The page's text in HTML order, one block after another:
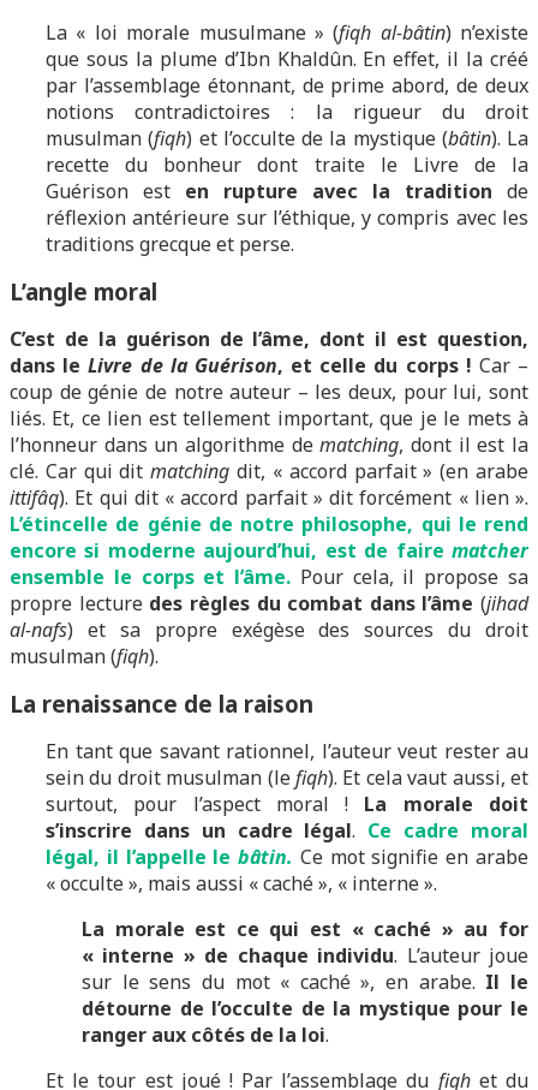
La « loi morale musulmane » (fiqh al-bâtin) n’existe
que sous la plume d’Ibn Khaldûn. En effet, il la créé
par l’assemblage étonnant, de prime abord, de deux
notions contradictoires : la rigueur du droit
musulman (fiqh) et l’occulte de la mystique (bâtin). La
recette du bonheur dont traite le Livre de la
Guérison est en rupture avec la tradition de
réflexion antérieure sur l’éthique, y compris avec les
traditions grecque et perse.
L’angle moral
C’est de la guérison de l’âme, dont il est question,
dans leLivre de la Guérison, et celle du corps ! Car –
coup de génie de notre auteur – les deux, pour lui, sont
liés. Et, ce lien est tellement important, que je le mets à
l’honneur dans un algorithme dematching, dont il est la
clé. Car qui ditmatching dit, « accord parfait » (en arabe
ittifâq). Et qui dit « accord parfait » dit forcément « lien ».
L’étincelle de génie de notre philosophe, qui le rend
encore si moderne aujourd’hui, est de faire matcher
ensemble le corps et l’âme. Pour cela, il propose sa
propre lecturedes règles du combat dans l’âme (jihad
al-nafs) et sa propre exégèse des sources du droit
musulman (fiqh).
La renaissance de la raison
En tant que savant rationnel, l’auteur veut rester au
sein du droit musulman (lefiqh). Et cela vaut aussi, et
surtout, pour l’aspect moral ! La morale doit
s’inscrire dans un cadre légal. Ce cadre moral
légal, il l’appelle lebâtin. Ce mot signifie en arabe
« occulte », mais aussi « caché », « interne ».
La morale est ce qui est « caché » au for
« interne » de chaque individu. L’auteur joue
sur le sens du mot « caché », en arabe. Il le
détourne de l’occulte de la mystique pour le
ranger aux côtés de la loi.
Et le tour est joué ! Par l’assemblage du fiqhet du